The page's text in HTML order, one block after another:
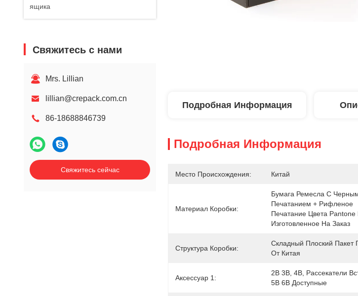
ящика
Свяжитесь с нами
Mrs. Lillian
lillian@crepack.com.cn
86-18688846739
Свяжитесь сейчас
Подробная Информация
Подробная Информация
Место Происхождения: Китай
Материал Коробки:
Бумага Ремесла С
Печатанием + Рифленое
Печатание Цвета Pantone
Изготовленное На Заказ
Структура Коробки:
Складный Плоский Пакет
От Китая
Аксессуар 1:
2B 3B, 4B, Рассекатели
5B 6B Доступные